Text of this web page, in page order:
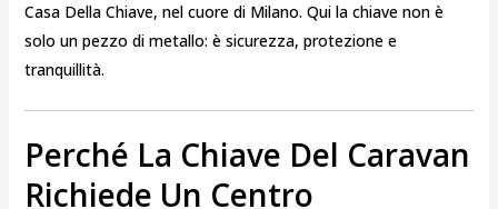
Casa Della Chiave, nel cuore di Milano. Qui la chiave non è
solo un pezzo di metallo: è sicurezza, protezione e
tranquillità.
Perché La Chiave Del Caravan
Richiede Un Centro